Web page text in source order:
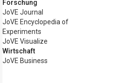
Forschung
JoVE Journal
JoVE Encyclopedia of
Experiments
JoVE Visualize
Wirtschaft
JoVE Business